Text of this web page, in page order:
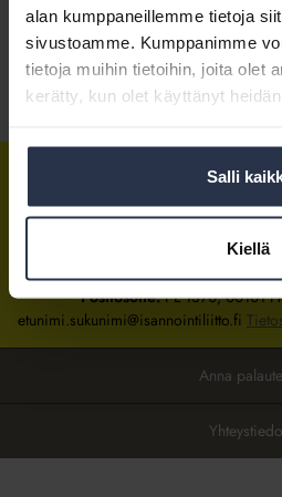
alan kumppaneillemme tietoja
sivustoamme. Kumppanimme
tietoja muihin tietoihin, joita olet
kerätty, kun olet käyttänyt
Salli
Kiellä
Kirjaudu
Tietoa
Isännöintiliitto
Isännöintiliiton toimistosijaitsee
Postiosoite:PL 1370, 00101
etunimi.sukunimi@isannointiliitto.fi
Anna